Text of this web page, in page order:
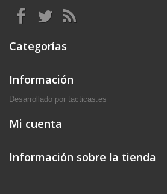
Categorías
Información
Desarrollado por tacticas.es
Mi cuenta
Información sobre la tienda